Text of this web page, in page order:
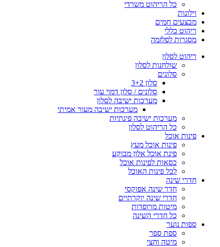
כל הריהוט משרדי
וילונות
מבצעים חמים
ריהוט כללי
מסגרות לפלזמה
ריהוט לסלון
שולחנות לסלון
סלונים
סלון 3+2
סלונים / סלון דמוי עור
מערכות ישיבה לסלון
מערכות ישיבה מעור אמיתי
מערכות ישיבה פינתיות
כל הריהוט לסלון
פינות אוכל
פינות אוכל מעץ
פינת אוכל אלון מבוקע
כסאות לפינות אוכל
לכל פינות האוכל
חדרי שינה
חדר שינה אפוקסי
חדרי שינה יוקרתיים
מיטות מרופדות
כל חדרי השינה
ספות נוער
ספת ספר
מיטה וחצי